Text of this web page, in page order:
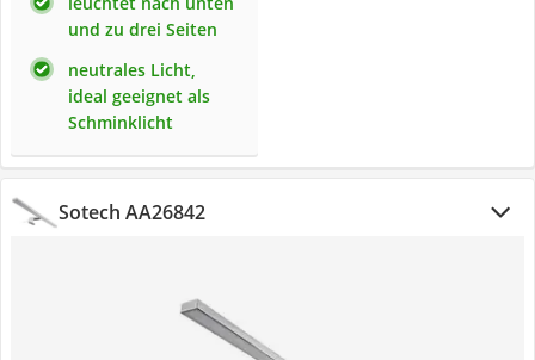
und zu drei Seiten
neutrales Licht,
ideal geeignet als
Schminklicht
Sotech AA26842